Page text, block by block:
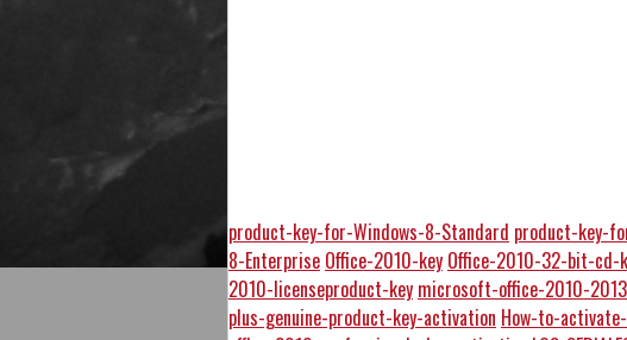
product-key-for-Windows-8-Standard product-key-
8-Enterprise Office-2010-key Office-2010-32-bit-cd-
2010-licenseproduct-key microsoft-office-2010-
plus-genuine-product-key-activation How-to-